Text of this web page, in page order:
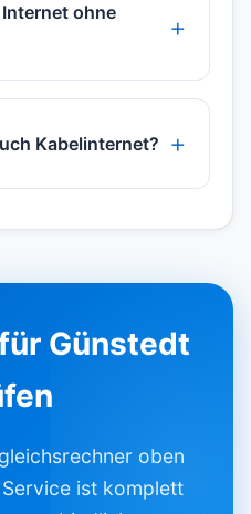
ohne
Kabelinternet?
Günstedt
oben
ist komplett